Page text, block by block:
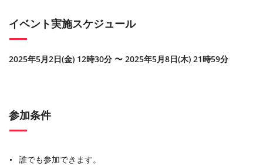
イベント実施スケジュール
2025年5月2日(金) 12時30分 〜 2025年5月8日(木) 21時59分
参加条件
誰でも参加できます。